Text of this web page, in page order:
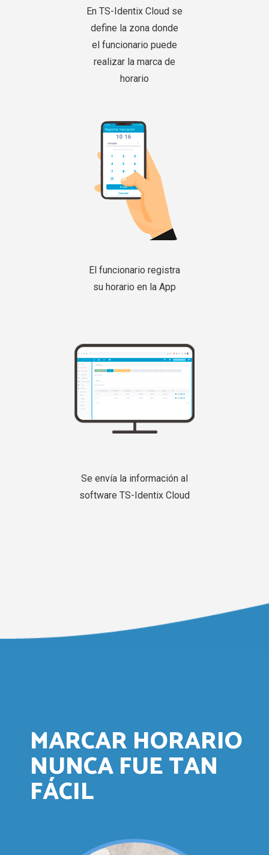
En TS-Identix Cloud se
define la zona donde
el funcionario puede
realizar la marca de
horario
El funcionario registra
su horario en la App
Se envía la información al
software TS-Identix Cloud
MARCAR HORARIO
NUNCA FUE TAN
FÁCIL